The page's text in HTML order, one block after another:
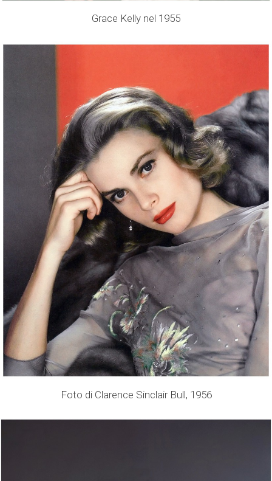
Grace Kelly nel 1955
Foto di Clarence Sinclair Bull, 1956